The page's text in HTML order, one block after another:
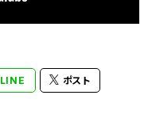
LINE ポスト